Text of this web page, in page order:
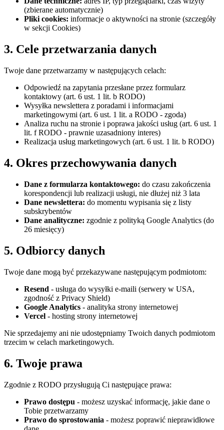
(zbierane automatycznie)
Pliki cookies: informacje o aktywności na stronie (szczegóły
w sekcji Cookies)
3. Cele przetwarzania danych
Twoje dane przetwarzamy w następujących celach:
Odpowiedź na zapytania przesłane przez formularz
kontaktowy (art. 6 ust. 1 lit. b RODO)
Wysyłka newslettera z poradami i informacjami
marketingowymi (art. 6 ust. 1 lit. a RODO - zgoda)
Analiza ruchu na stronie i poprawa jakości usług (art. 6 ust. 1
lit. f RODO - prawnie uzasadniony interes)
Realizacja usług marketingowych (art. 6 ust. 1 lit. b RODO)
4. Okres przechowywania danych
Dane z formularza kontaktowego: do czasu zakończenia
korespondencji lub realizacji usługi, nie dłużej niż 3 lata
Dane newslettera: do momentu wypisania się z listy
subskrybentów
Dane analityczne: zgodnie z polityką Google Analytics (do
26 miesięcy)
5. Odbiorcy danych
Twoje dane mogą być przekazywane następującym podmiotom:
Resend - usługa do wysyłki e-maili (serwery w USA,
zgodność z Privacy Shield)
Google Analytics - analityka strony internetowej
Vercel - hosting strony internetowej
Nie sprzedajemy ani nie udostępniamy Twoich danych podmiotom
trzecim w celach marketingowych.
6. Twoje prawa
Zgodnie z RODO przysługują Ci następujące prawa:
Prawo dostępu - możesz uzyskać informację, jakie dane o
Tobie przetwarzamy
Prawo do sprostowania - możesz poprawić nieprawidłowe